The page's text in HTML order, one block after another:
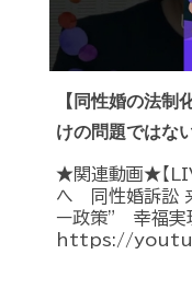
【同性婚の法
けの問題ではな
★関連動画★【
へ 同性婚訴訟
ー政策” 幸福実
https://